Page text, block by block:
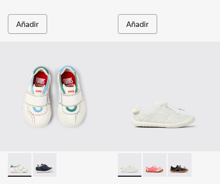
Añadir Añadir
Twins - K800682-002 - Sneakers de tejido y piel multicolor
Twins - K800682-004 Peu Path - K800691-001 -
Peu Path -Peu Path -